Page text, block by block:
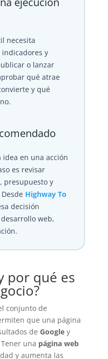
necesita
y
o lanzar
qué atrae
y qué
en una acción
es revisar
presupuesto y
Highway To
decisión
web,
por qué es
conjunto de
que una página
de Googley
una página web
y aumenta las